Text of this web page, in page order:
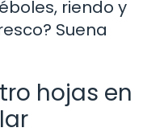
riendo y
Suena
hojas en